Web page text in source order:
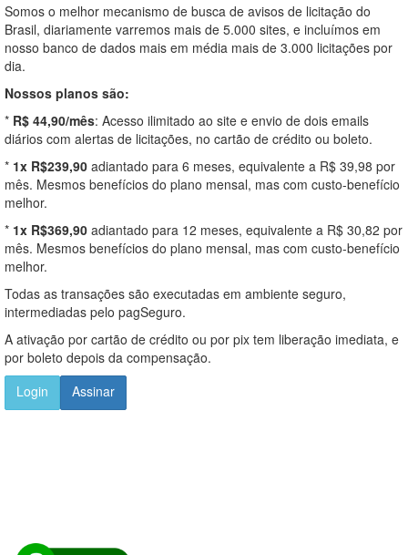
Somos o melhor mecanismo de busca de avisos de licitação do
Brasil, diariamente varremos mais de 5.000 sites, e incluímos em
nosso banco de dados mais em média mais de 3.000 licitações por
dia.
Nossos planos são:
* R$ 44,90/mês: Acesso ilimitado ao site e envio de dois emails
diários com alertas de licitações, no cartão de crédito ou boleto.
* 1x R$239,90 adiantado para 6 meses, equivalente a R$ 39,98 por
mês. Mesmos benefícios do plano mensal, mas com custo-benefício
melhor.
* 1x R$369,90 adiantado para 12 meses, equivalente a R$ 30,82 por
mês. Mesmos benefícios do plano mensal, mas com custo-benefício
melhor.
Todas as transações são executadas em ambiente seguro,
intermediadas pelo pagSeguro.
A ativação por cartão de crédito ou por pix tem liberação imediata, e
por boleto depois da compensação.
Login
Assinar